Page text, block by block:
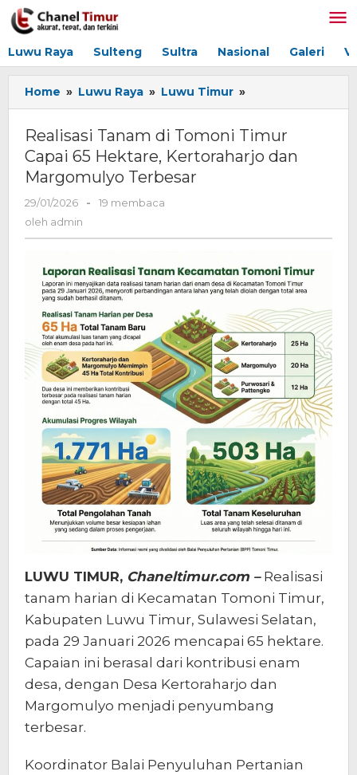
Lewati
ke
Luwu Raya Sulteng Sultra Nasional Galeri
Home » Luwu Raya » Luwu Timur »
Tanam
Tomoni
Timur
dan
Terbesar
Realisasi Tanam di Tomoni Timur
Capai 65 Hektare, Kertoraharjo dan
Margomulyo Terbesar
29/01/2026
oleh
-
19 membaca
oleh admin
LUWU TIMUR, Chaneltimur.com – Realisasi
tanam harian di Kecamatan Tomoni Timur,
Kabupaten Luwu Timur, Sulawesi Selatan,
pada 29 Januari 2026 mencapai 65 hektare.
Capaian ini berasal dari kontribusi enam
desa, dengan Desa Kertoraharjo dan
Margomulyo menjadi penyumbang
terbesar.
Koordinator Balai Penyuluhan Pertanian